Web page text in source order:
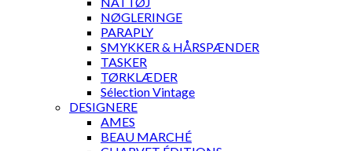
NØGLERINGE
PARAPLY
SMYKKER & HÅRSPÆNDER
TASKER
TØRKLÆDER
Sélection Vintage
DESIGNERE
AMES
BEAU MARCHÉ